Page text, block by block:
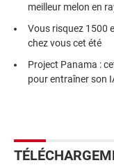
meilleur melon en
Vous risquez 1500
chez vous cet été
Project Panama :
pour entraîner son